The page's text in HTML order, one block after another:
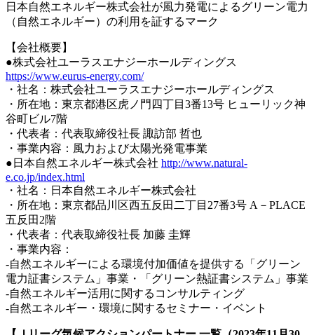
日本自然エネルギー株式会社が風力発電によるグリーン電力
（自然エネルギー）の利用を証するマーク
【会社概要】
●株式会社ユーラスエナジーホールディングス
https://www.eurus-energy.com/
・社名：株式会社ユーラスエナジーホールディングス
・所在地：東京都港区虎ノ門四丁目3番13号 ヒューリック神
谷町ビル7階
・代表者：代表取締役社長 諏訪部 哲也
・事業内容：風力および太陽光発電事業
●日本自然エネルギー株式会社 http://www.natural-
e.co.jp/index.html
・社名：日本自然エネルギー株式会社
・所在地：東京都品川区西五反田二丁目27番3号 A－PLACE
五反田2階
・代表者：代表取締役社長 加藤 圭輝
・事業内容：
-自然エネルギーによる環境付加価値を提供する「グリーン
電力証書システム」事業・「グリーン熱証書システム」事業
-自然エネルギー活用に関するコンサルティング
-自然エネルギー・環境に関するセミナー・イベント